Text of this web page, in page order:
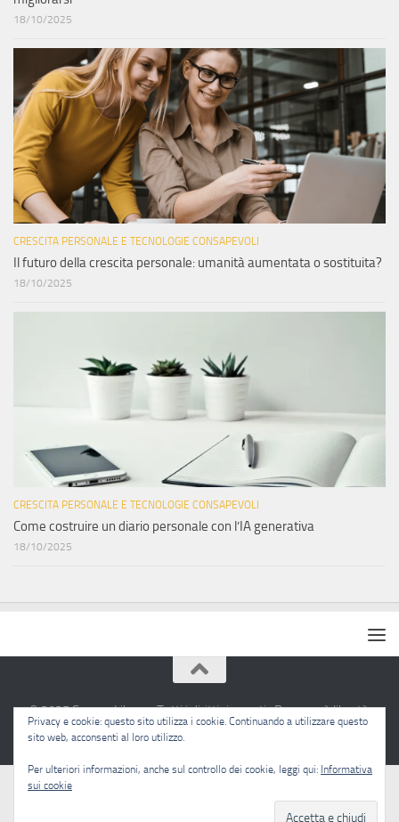
18/10/2025
CRESCITA PERSONALE E TECNOLOGIE CONSAPEVOLI
Il futuro della crescita personale: umanità aumentata o sostituita?
18/10/2025
CRESCITA PERSONALE E TECNOLOGIE CONSAPEVOLI
Come costruire un diario personale con l’IA generativa
18/10/2025
© 2025 Sapere Libero · Tutti i diritti riservati · Pensare è libertà.
Privacy e cookie: questo sito utilizza i cookie. Continuando a utilizzare questo
sito web, acconsenti al loro utilizzo.
Per ulteriori informazioni, anche sul controllo dei cookie, leggi qui: Informativa
sui cookie